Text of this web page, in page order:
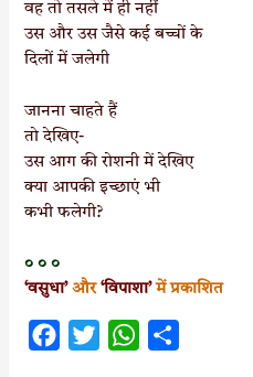
वह तो तसले में ही नहीं
उस और उस जैसे कई बच्चों के
दिलों में जलेगी
जानना चाहते हैं
तो देखिए-
उस आग की रोशनी में देखिए
क्या आपकी इच्छाएं भी
कभी फलेगी?
० ० ०
‘वसुधा’और‘विपाशा’में प्रकाशित
W